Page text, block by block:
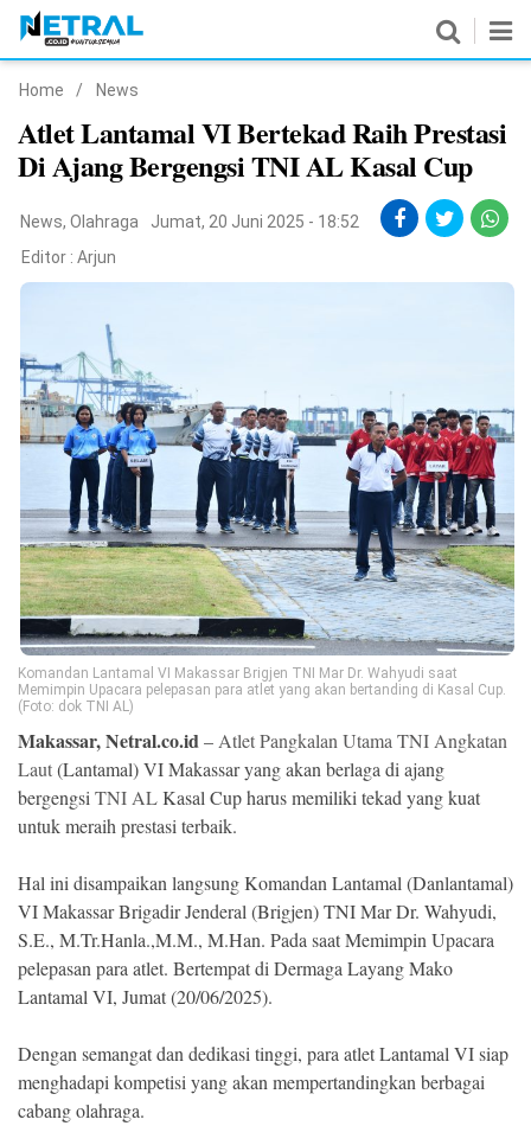
Nasional
Pemerintahan
Politik
Pendidikan
Peristiwa
Olahraga
Ekonomi
Memori
©
Copyright
NETRAL
.
All
Right
Home / News
Atlet Lantamal VI Bertekad Raih Prestasi
Di Ajang Bergengsi TNI AL Kasal Cup
News, Olahraga
Jumat, 20 Juni 2025 - 18:52
Editor : Arjun
Komandan Lantamal VI Makassar Brigjen TNI Mar Dr. Wahyudi saat
Memimpin Upacara pelepasan para atlet yang akan bertanding di Kasal Cup.
(Foto: dok TNI AL)
Makassar, Netral.co.id–Atlet Pangkalan Utama TNI Angkatan
Laut(Lantamal) VI Makassar yang akan berlaga di ajang
bergengsiTNI ALKasal Cup harus memiliki tekad yang kuat
untuk meraih prestasi terbaik.
Hal ini disampaikan langsung Komandan Lantamal (Danlantamal)
VI Makassar Brigadir Jenderal (Brigjen) TNI Mar Dr. Wahyudi,
S.E., M.Tr.Hanla.,M.M., M.Han. Pada saat Memimpin Upacara
pelepasan para atlet. Bertempat di Dermaga Layang Mako
Lantamal VI, Jumat (20/06/2025).
Dengan semangat dan dedikasi tinggi, para atlet Lantamal VI siap
menghadapi kompetisi yang akan mempertandingkan berbagai
cabang olahraga.